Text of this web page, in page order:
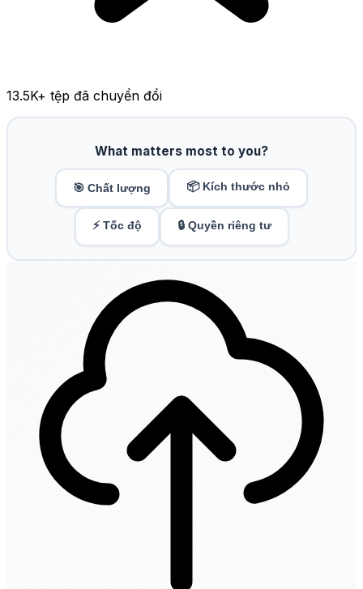
13.5K+ tệp đã chuyển đổi
What matters most to you?
🎯 Chất lượng 📦 Kích thước nhỏ
⚡ Tốc độ 🔒 Quyền riêng tư